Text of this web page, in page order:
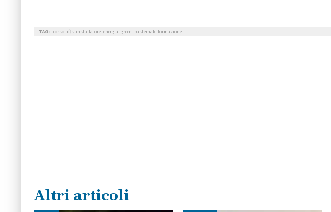
TAG: corso ifts installatore energia green pasternak formazione
Altri articoli